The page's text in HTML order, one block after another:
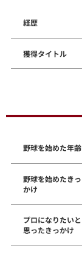
経歴
獲得タイトル
野球を始めた年齢
野球を始めたきっ
かけ
プロになりたいと
思ったきっかけ